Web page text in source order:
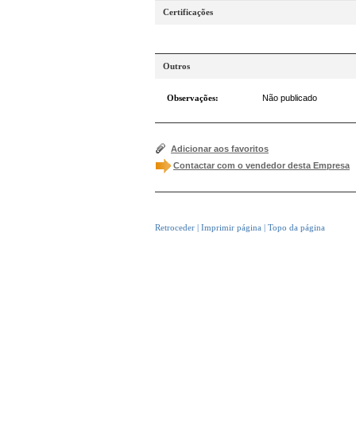
Certificações
Outros
Observações: Não publicado
Adicionar aos favoritos
Contactar com o vendedor desta Empresa
Retroceder | Imprimir página | Topo da página